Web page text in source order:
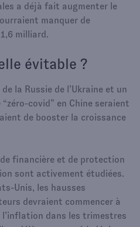
a déjà fait augmenter le
manquer de
milliard.
évitable ?
la Russie de l’Ukraine et un
covid” en Chine seraient
de booster la croissance
financière et de protection
sont activement étudiées.
Unis, les hausses
devraient commencer à
dans les trimestres